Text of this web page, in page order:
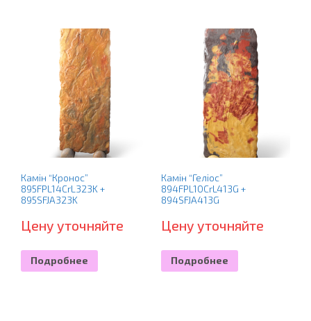
Камін “Кронос”
895FPL14CrL323K +
895SFJA323K
Цену уточняйте
Подробнее
Камін “Геліос”
894FPL10CrL413G +
894SFJA413G
Цену уточняйте
Подробнее